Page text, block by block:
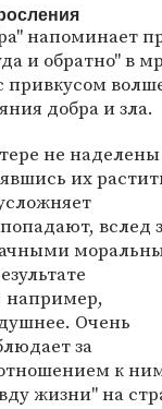
напоминает
и обратно" в
привкусом
добра и зла.
не наделены
их
вслед
например,
Очень
за
к
жизни" на